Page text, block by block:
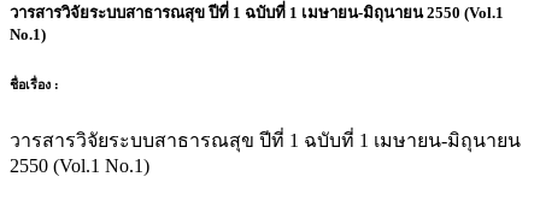
วารสารวิจัยระบบสาธารณสุข ปีที่ 1 ฉบับที่ 1 เมษายน-มิถุนายน 2550 (Vol.1
No.1)
ชื่อเรื่อง :
วารสารวิจัยระบบสาธารณสุข ปีที่ 1 ฉบับที่ 1 เมษายน-มิถุนายน
2550 (Vol.1 No.1)